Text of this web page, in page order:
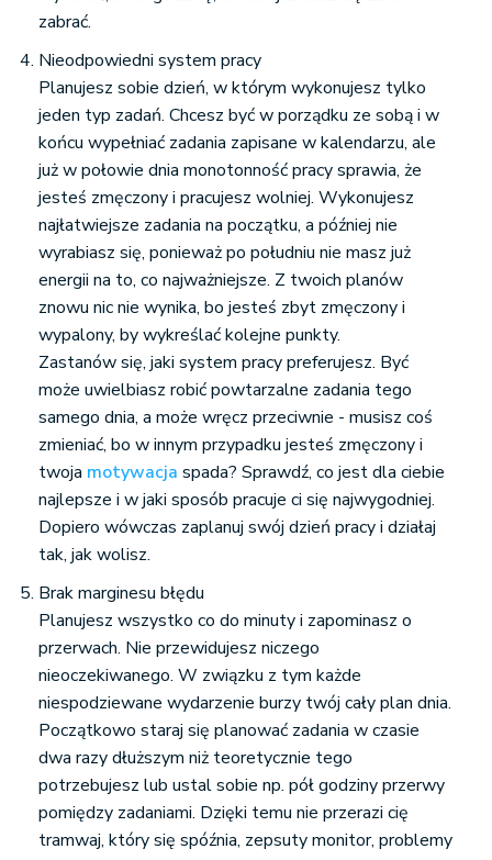
zabrać.
Nieodpowiedni system pracy
Planujesz sobie dzień, w którym wykonujesz tylko
jeden typ zadań. Chcesz być w porządku ze sobą i w
końcu wypełniać zadania zapisane w kalendarzu, ale
już w połowie dnia monotonność pracy sprawia, że
jesteś zmęczony i pracujesz wolniej. Wykonujesz
najłatwiejsze zadania na początku, a później nie
wyrabiasz się, ponieważ po południu nie masz już
energii na to, co najważniejsze. Z twoich planów
znowu nic nie wynika, bo jesteś zbyt zmęczony i
wypalony, by wykreślać kolejne punkty.
Zastanów się, jaki system pracy preferujesz. Być
może uwielbiasz robić powtarzalne zadania tego
samego dnia, a może wręcz przeciwnie - musisz coś
zmieniać, bo w innym przypadku jesteś zmęczony i
twoja motywacja spada? Sprawdź, co jest dla ciebie
najlepsze i w jaki sposób pracuje ci się najwygodniej.
Dopiero wówczas zaplanuj swój dzień pracy i działaj
tak, jak wolisz.
Brak marginesu błędu
Planujesz wszystko co do minuty i zapominasz o
przerwach. Nie przewidujesz niczego
nieoczekiwanego. W związku z tym każde
niespodziewane wydarzenie burzy twój cały plan dnia.
Początkowo staraj się planować zadania w czasie
dwa razy dłuższym niż teoretycznie tego
potrzebujesz lub ustal sobie np. pół godziny przerwy
pomiędzy zadaniami. Dzięki temu nie przerazi cię
tramwaj, który się spóźnia, zepsuty monitor, problemy